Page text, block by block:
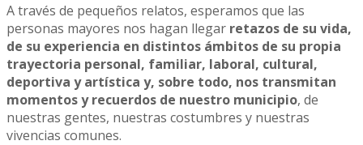
A través de pequeños relatos, esperamos que las
personas mayores nos hagan llegar retazos de su vida,
de su experiencia en distintos ámbitos de su propia
trayectoria personal, familiar, laboral, cultural,
deportiva y artística y, sobre todo, nos transmitan
momentos y recuerdos de nuestro municipio, de
nuestras gentes, nuestras costumbres y nuestras
vivencias comunes.